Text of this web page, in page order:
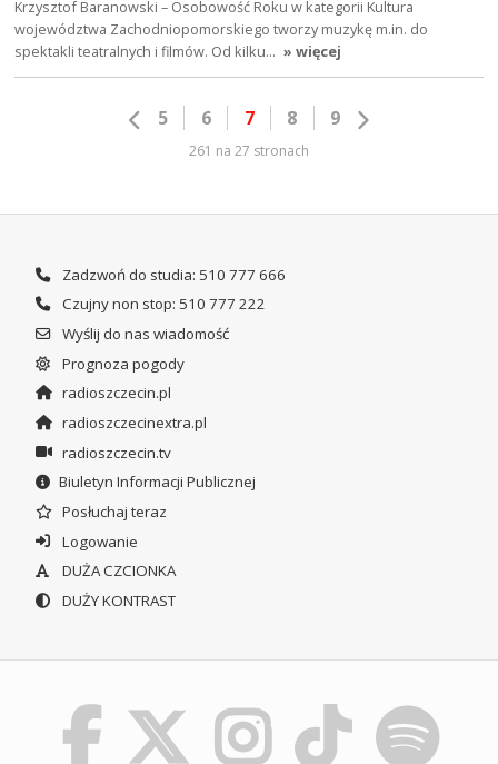
Krzysztof Baranowski – Osobowość Roku w kategorii Kultura
województwa Zachodniopomorskiego tworzy muzykę m.in. do
spektakli teatralnych i filmów. Od kilku… » więcej
5 6 7 8 9
261 na 27 stronach
Zadzwoń do studia: 510 777 666
Czujny non stop: 510 777 222
Wyślij do nas wiadomość
Prognoza pogody
radioszczecin.pl
radioszczecinextra.pl
radioszczecin.tv
Biuletyn Informacji Publicznej
Posłuchaj teraz
Logowanie
DUŻA CZCIONKA
DUŻY KONTRAST